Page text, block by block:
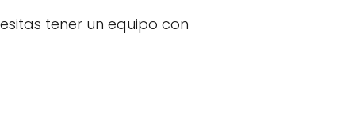
tener un equipo con